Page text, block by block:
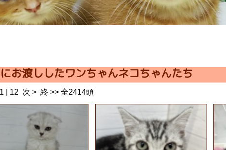
お渡ししたワンちゃんネコちゃんたち
12 次 > 終 >> 全2414頭